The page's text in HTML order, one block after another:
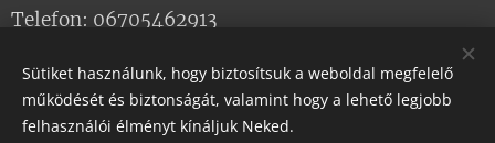
Telefon: 06705462913
Harmónia Masszázs Stúdió - Test és Lélek masszázs a
Sütiket használunk, hogy biztosítsuk a weboldal megfelelő
működését és biztonságát, valamint hogy a lehető legjobb
felhasználói élményt kínáljuk Neked.